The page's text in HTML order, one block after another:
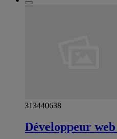
313440638
Développeur